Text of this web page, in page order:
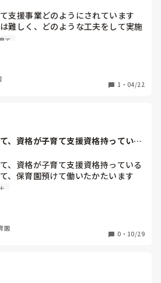
支援事業どのようにされています
難しく、どのような工夫をして実施
子育て世代の支援として、何が園で
て
1 ・ 04/22
、資格が子育て支援資格持っている
、資格が子育て支援資格持っている
、保育園預けて働いたかたいます
園
0 ・ 10/29